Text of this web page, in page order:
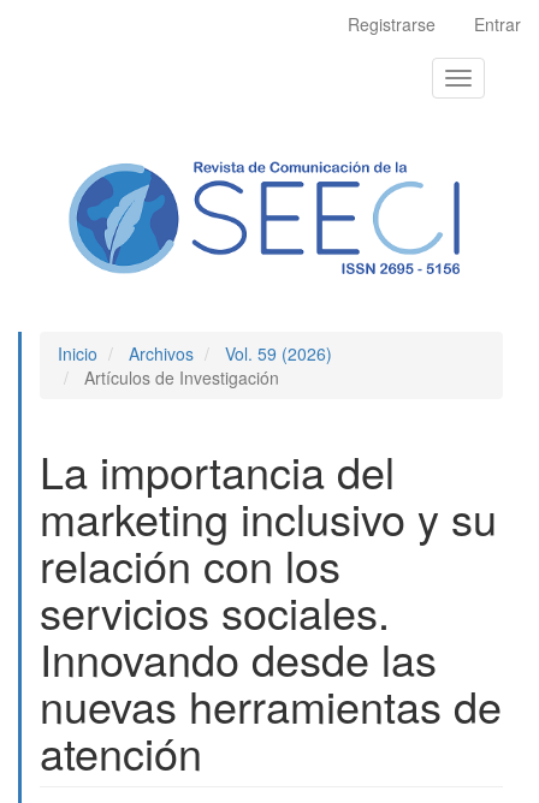
Registrarse Entrar
Toggle
navigation
Inicio Archivos
Vol. 59 (2026)
Artículos de Investigación
La importancia del
marketing inclusivo y su
relación con los
servicios sociales.
Innovando desde las
nuevas herramientas de
atención